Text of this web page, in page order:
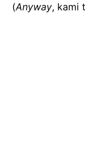
(Anyway, kami